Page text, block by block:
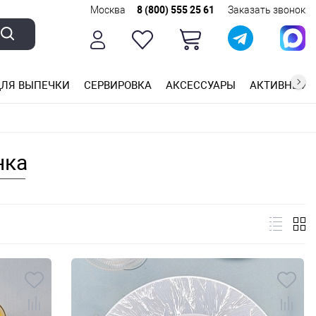
Москва 8 (800) 555 25 61 Заказать звонок
ВЫПЕЧКИ СЕРВИРОВКА АКСЕССУАРЫ АКТИВНЫЙ